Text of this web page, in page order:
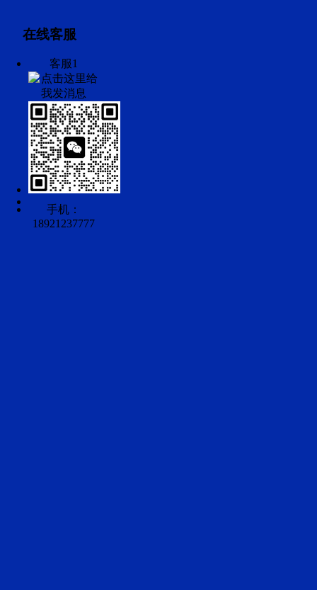
在线客服
客服1
手机：
18921237777